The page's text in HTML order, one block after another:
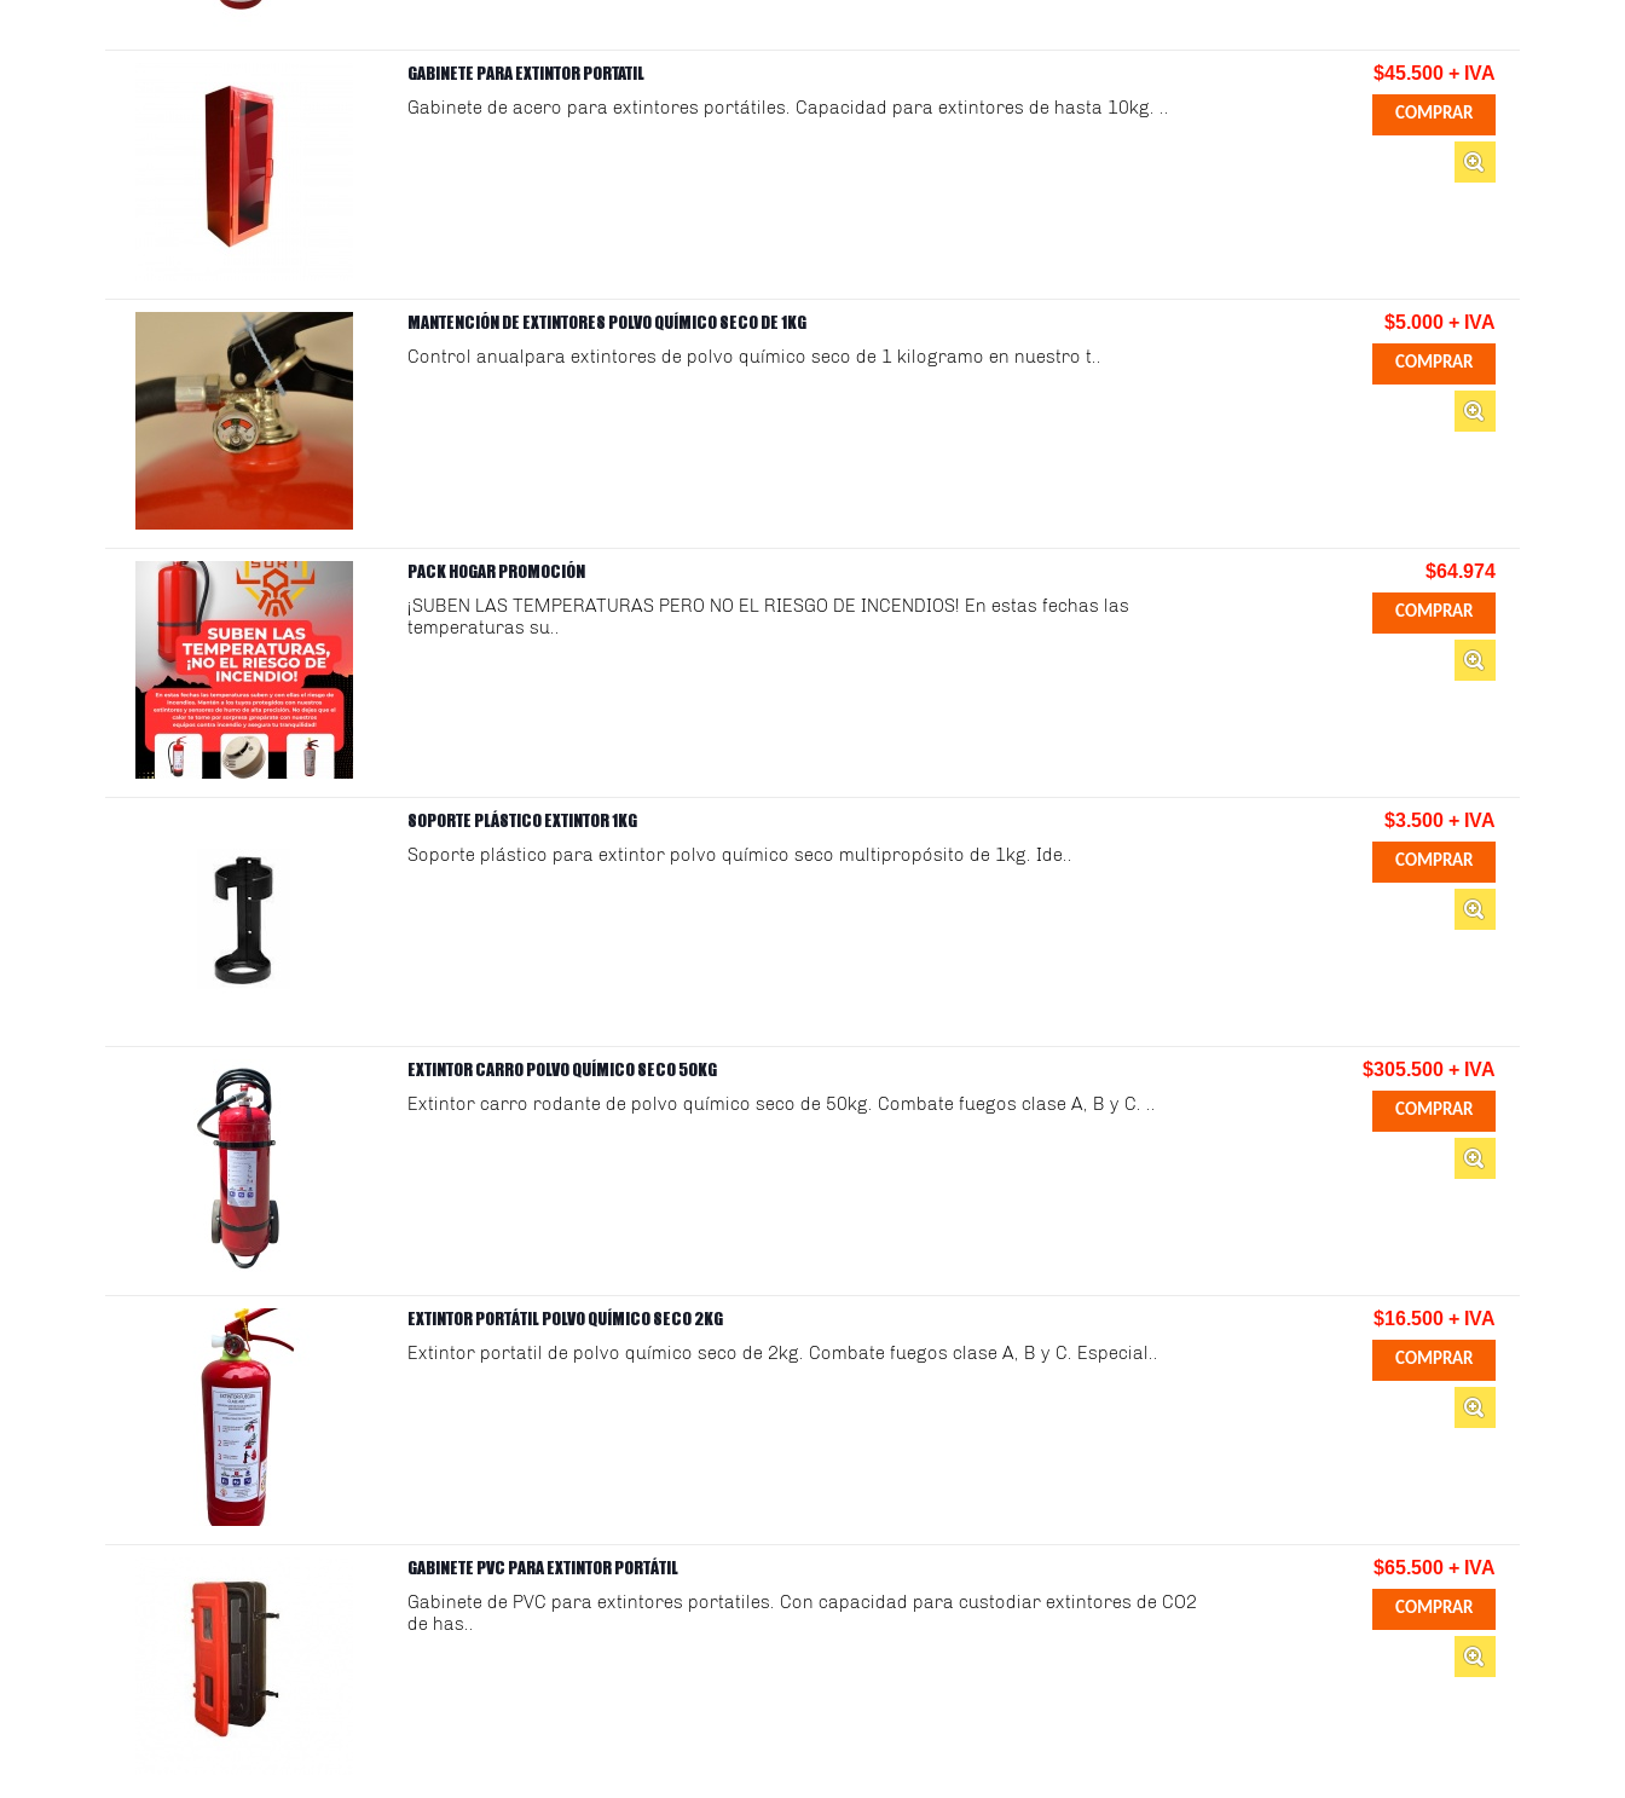
GABINETE PARA EXTINTOR PORTATIL
Gabinete de acero para extintores portátiles. Capacidad para extintores de hasta 10kg. ..
$45.500 + IVA
MANTENCIÓN DE EXTINTORES POLVO QUÍMICO SECO DE 1KG
Control anualpara extintores de polvo químico seco de 1 kilogramo en nuestro t..
$5.000 + IVA
PACK HOGAR PROMOCIÓN
¡SUBEN LAS TEMPERATURAS PERO NO EL RIESGO DE INCENDIOS! En estas fechas las
temperaturas su..
$64.974
SOPORTE PLÁSTICO EXTINTOR 1KG
Soporte plástico para extintor polvo químico seco multipropósito de 1kg. Ide..
$3.500 + IVA
EXTINTOR CARRO POLVO QUÍMICO SECO 50KG
Extintor carro rodante de polvo químico seco de 50kg. Combate fuegos clase A, B y C. ..
$305.500 + IVA
EXTINTOR PORTÁTIL POLVO QUÍMICO SECO 2KG
Extintor portatil de polvo químico seco de 2kg. Combate fuegos clase A, B y C. Especial..
$16.500 + IVA
GABINETE PVC PARA EXTINTOR PORTÁTIL
Gabinete de PVC para extintores portatiles. Con capacidad para custodiar extintores de CO2
de has..
$65.500 + IVA